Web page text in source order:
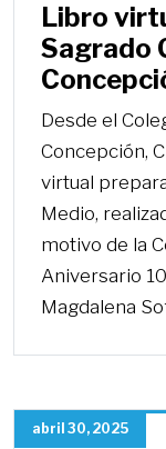
Libro
Sagrado
Desde el
Concepción,
virtual
Medio,
motivo de la
Aniversario
Magdalena
abril 30, 2025